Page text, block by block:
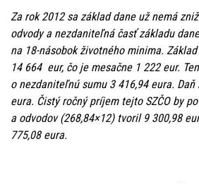
Za rok 2012 sa základ dane už nemá
odvody a nezdaniteľná časť základu
na 18-násobok životného minima.
14 664 eur, čo je mesačne 1 222 eur.
o nezdaniteľnú sumu 3 416,94 eura.
eura. Čistý ročný príjem tejto SZČO by
a odvodov (268,84×12) tvoril 9 300,98
775,08 eura.